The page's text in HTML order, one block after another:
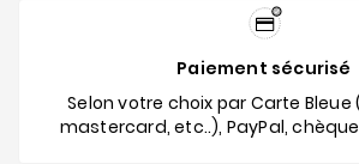
Paiement sécurisé
Selon votre choix par Carte Bleue
mastercard, etc..), PayPal,